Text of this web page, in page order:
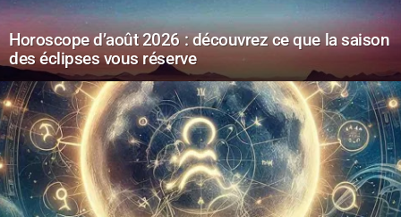
Horoscope d’août 2026 : découvrez ce que la saison
des éclipses vous réserve